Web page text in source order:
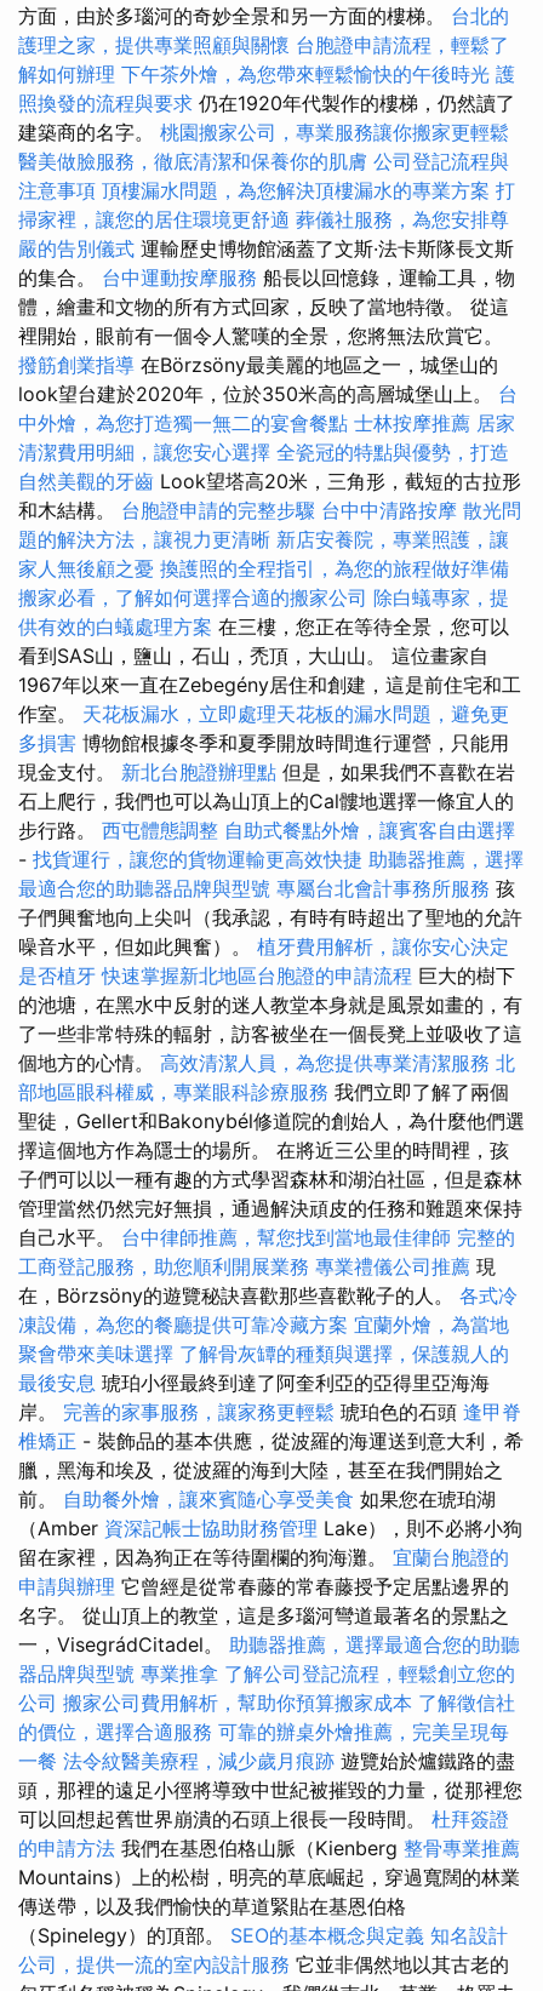
方面，由於多瑙河的奇妙全景和另一方面的樓梯。 台北的
護理之家，提供專業照顧與關懷 台胞證申請流程，輕鬆了
解如何辦理 下午茶外燴，為您帶來輕鬆愉快的午後時光 護
照換發的流程與要求 仍在1920年代製作的樓梯，仍然讀了
建築商的名字。 桃園搬家公司，專業服務讓你搬家更輕鬆
醫美做臉服務，徹底清潔和保養你的肌膚 公司登記流程與
注意事項 頂樓漏水問題，為您解決頂樓漏水的專業方案 打
掃家裡，讓您的居住環境更舒適 葬儀社服務，為您安排尊
嚴的告別儀式 運輸歷史博物館涵蓋了文斯·法卡斯隊長文斯
的集合。 台中運動按摩服務 船長以回憶錄，運輸工具，物
體，繪畫和文物的所有方式回家，反映了當地特徵。 從這
裡開始，眼前有一個令人驚嘆的全景，您將無法欣賞它。
撥筋創業指導 在Börzsöny最美麗的地區之一，城堡山的
look望台建於2020年，位於350米高的高層城堡山上。 台
中外燴，為您打造獨一無二的宴會餐點 士林按摩推薦 居家
清潔費用明細，讓您安心選擇 全瓷冠的特點與優勢，打造
自然美觀的牙齒 Look望塔高20米，三角形，截短的古拉形
和木結構。 台胞證申請的完整步驟 台中中清路按摩 散光問
題的解決方法，讓視力更清晰 新店安養院，專業照護，讓
家人無後顧之憂 換護照的全程指引，為您的旅程做好準備
搬家必看，了解如何選擇合適的搬家公司 除白蟻專家，提
供有效的白蟻處理方案 在三樓，您正在等待全景，您可以
看到SAS山，鹽山，石山，禿頂，大山山。 這位畫家自
1967年以來一直在Zebegény居住和創建，這是前住宅和工
作室。 天花板漏水，立即處理天花板的漏水問題，避免更
多損害 博物館根據冬季和夏季開放時間進行運營，只能用
現金支付。 新北台胞證辦理點 但是，如果我們不喜歡在岩
石上爬行，我們也可以為山頂上的Cal髏地選擇一條宜人的
步行路。 西屯體態調整 自助式餐點外燴，讓賓客自由選擇
- 找貨運行，讓您的貨物運輸更高效快捷 助聽器推薦，選擇
最適合您的助聽器品牌與型號 專屬台北會計事務所服務 孩
子們興奮地向上尖叫（我承認，有時有時超出了聖地的允許
噪音水平，但如此興奮）。 植牙費用解析，讓你安心決定
是否植牙 快速掌握新北地區台胞證的申請流程 巨大的樹下
的池塘，在黑水中反射的迷人教堂本身就是風景如畫的，有
了一些非常特殊的輻射，訪客被坐在一個長凳上並吸收了這
個地方的心情。 高效清潔人員，為您提供專業清潔服務 北
部地區眼科權威，專業眼科診療服務 我們立即了解了兩個
聖徒，Gellert和Bakonybél修道院的創始人，為什麼他們選
擇這個地方作為隱士的場所。 在將近三公里的時間裡，孩
子們可以以一種有趣的方式學習森林和湖泊社區，但是森林
管理當然仍然完好無損，通過解決頑皮的任務和難題來保持
自己水平。 台中律師推薦，幫您找到當地最佳律師 完整的
工商登記服務，助您順利開展業務 專業禮儀公司推薦 現
在，Börzsöny的遊覽秘訣喜歡那些喜歡靴子的人。 各式冷
凍設備，為您的餐廳提供可靠冷藏方案 宜蘭外燴，為當地
聚會帶來美味選擇 了解骨灰罈的種類與選擇，保護親人的
最後安息 琥珀小徑最終到達了阿奎利亞的亞得里亞海海
岸。 完善的家事服務，讓家務更輕鬆 琥珀色的石頭 逢甲脊
椎矯正 - 裝飾品的基本供應，從波羅的海運送到意大利，希
臘，黑海和埃及，從波羅的海到大陸，甚至在我們開始之
前。 自助餐外燴，讓來賓隨心享受美食 如果您在琥珀湖
（Amber 資深記帳士協助財務管理 Lake），則不必將小狗
留在家裡，因為狗正在等待圍欄的狗海灘。 宜蘭台胞證的
申請與辦理 它曾經是從常春藤的常春藤授予定居點邊界的
名字。 從山頂上的教堂，這是多瑙河彎道最著名的景點之
一，VisegrádCitadel。 助聽器推薦，選擇最適合您的助聽
器品牌與型號 專業推拿 了解公司登記流程，輕鬆創立您的
公司 搬家公司費用解析，幫助你預算搬家成本 了解徵信社
的價位，選擇合適服務 可靠的辦桌外燴推薦，完美呈現每
一餐 法令紋醫美療程，減少歲月痕跡 遊覽始於爐鐵路的盡
頭，那裡的遠足小徑將導致中世紀被摧毀的力量，從那裡您
可以回想起舊世界崩潰的石頭上很長一段時間。 杜拜簽證
的申請方法 我們在基恩伯格山脈（Kienberg 整骨專業推薦
Mountains）上的松樹，明亮的草底崛起，穿過寬闊的林業
傳送帶，以及我們愉快的草道緊貼在基恩伯格
（Spinelegy）的頂部。 SEO的基本概念與定義 知名設計
公司，提供一流的室內設計服務 它並非偶然地以其古老的